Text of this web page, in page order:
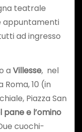
teatrale
appuntamenti
ad ingresso
a Villesse, nel
Roma, 10 (in
Piazza San
pane e l’omino
cuochi-